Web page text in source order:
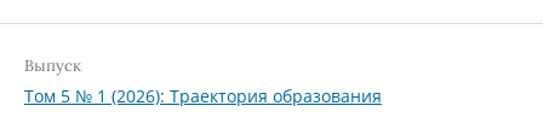
Выпуск
Том 5 № 1 (2026): Траектория образования